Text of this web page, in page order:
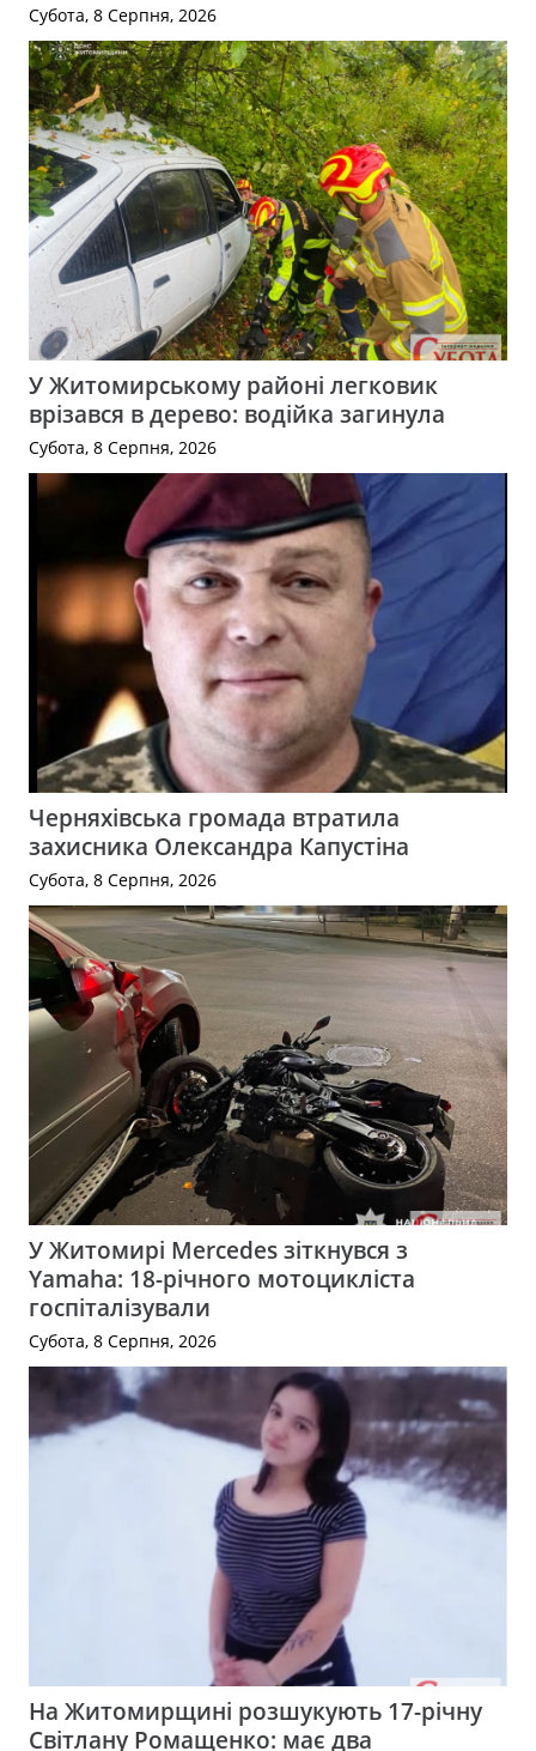
Субота, 8 Серпня, 2026
У Житомирському районі легковик
врізався в дерево: водійка загинула
Субота, 8 Серпня, 2026
Черняхівська громада втратила
захисника Олександра Капустіна
Субота, 8 Серпня, 2026
У Житомирі Mercedes зіткнувся з
Yamaha: 18-річного мотоцикліста
госпіталізували
Субота, 8 Серпня, 2026
На Житомирщині розшукують 17-річну
Світлану Ромащенко: має два